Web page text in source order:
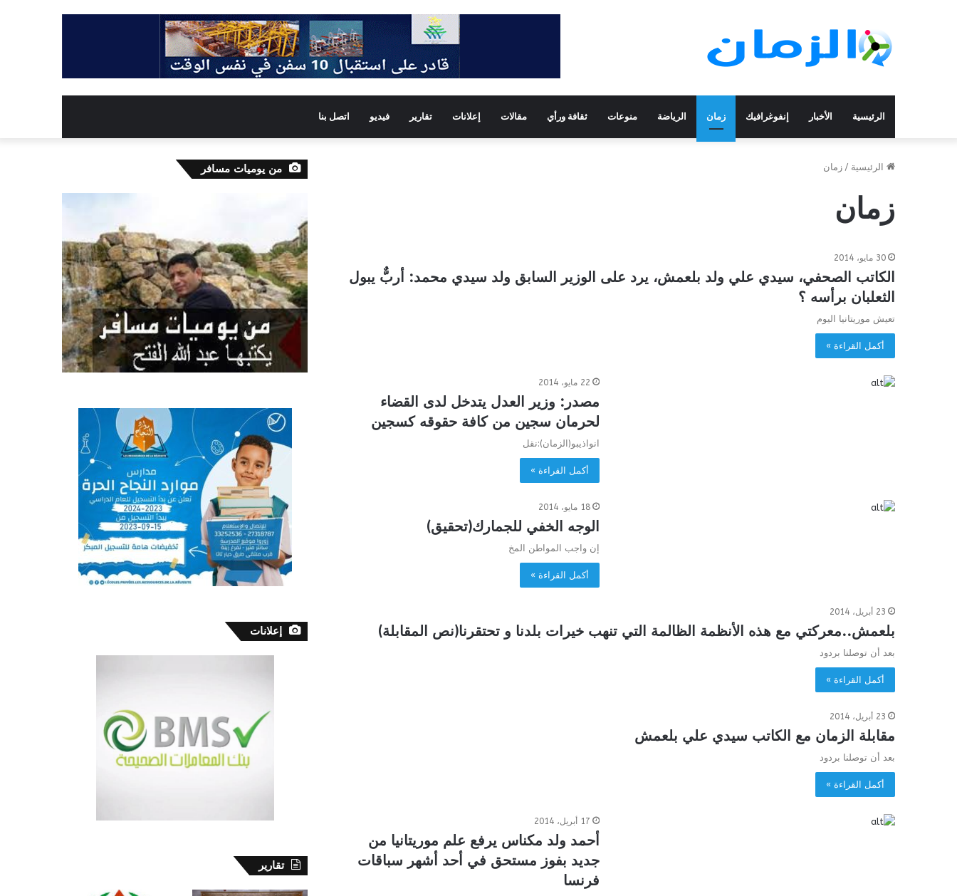
الرئيسية الأخبار إنفوغرافيك زمان الرياضة منوعات ثقافة ورأي مقالات إعلانات تقارير فيديو اتصل بنا
الرئيسية / زمان
زمان
30 مايو، 2014
الكاتب الصحفي، سيدي علي ولد بلعمش، يرد على الوزير السابق ولد سيدي محمد: أربٌّ يبول
الثعلبان برأسه ؟
تعيش موريتانيا اليوم
أكمل القراءة »
22 مايو، 2014
مصدر: وزير العدل يتدخل لدى القضاء
لحرمان سجين من كافة حقوقه كسجين
انواذيبو(الزمان):نقل
أكمل القراءة »
18 مايو، 2014
الوجه الخفي للجمارك(تحقيق)
إن واجب المواطن المخ
أكمل القراءة »
23 أبريل، 2014
بلعمش..معركتي مع هذه الأنظمة الظالمة التي تنهب خيرات بلدنا و تحتقرنا(نص المقابلة)
بعد أن توصلنا بردود
أكمل القراءة »
23 أبريل، 2014
مقابلة الزمان مع الكاتب سيدي علي بلعمش
بعد أن توصلنا بردود
أكمل القراءة »
17 أبريل، 2014
أحمد ولد مكناس يرفع علم موريتانيا من
جديد بفوز مستحق في أحد أشهر سباقات
فرنسا
من يوميات مسافر
إعلانات
تقارير